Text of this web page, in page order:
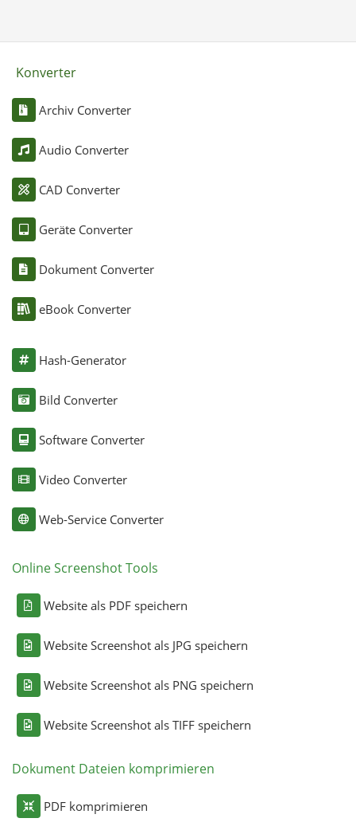
Konverter
Archiv Converter
Audio Converter
CAD Converter
Geräte Converter
Dokument Converter
eBook Converter
Hash-Generator
Bild Converter
Software Converter
Video Converter
Web-Service Converter
Online Screenshot Tools
Website als PDF speichern
Website Screenshot als JPG speichern
Website Screenshot als PNG speichern
Website Screenshot als TIFF speichern
Dokument Dateien komprimieren
PDF komprimieren